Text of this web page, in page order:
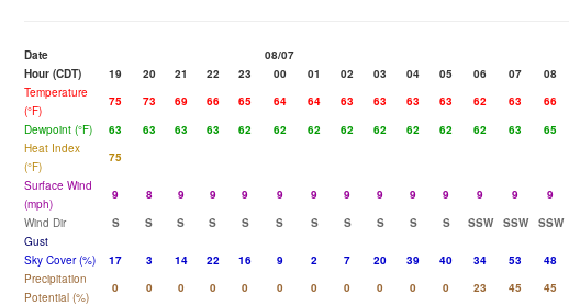
Date
08/07
Hour (CDT)
19 20 21 22 23 00 01 02 03 04 05 06 07 08
Temperature
(°F)
75 73 69 66 65 64 64 63 63 63 63 62 63 66
Dewpoint (°F)
63 63 63 63 62 62 62 62 62 62 62 62 63 65
Heat Index
(°F)
75
Surface Wind
(mph)
9 8 9 9 9 9 9 9 9 9 9 9 9 9
Wind Dir
S S S S S S S S S S S SSW SSW SSW
Gust
Sky Cover (%)
17 3 14 22 16 9 2 7 20 39 40 34 53 48
Precipitation
Potential (%)
0 0 0 0 0 0 0 0 0 0 0 23 45 45